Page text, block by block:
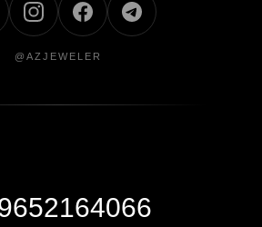
@AZJEWELER